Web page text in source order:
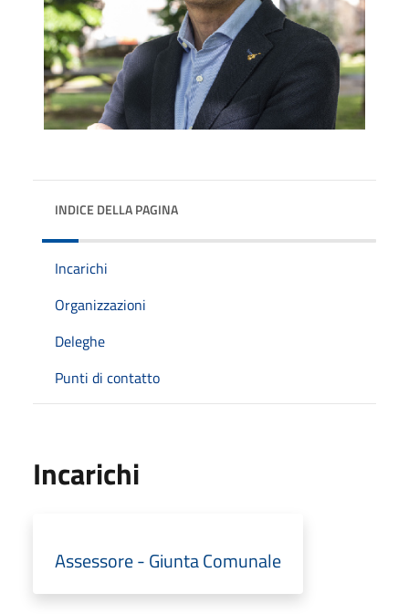
INDICE DELLA PAGINA
Incarichi
Organizzazioni
Deleghe
Punti di contatto
Incarichi
Assessore - Giunta Comunale